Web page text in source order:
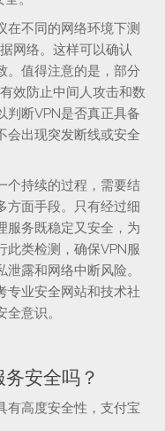
在不同的网络环境下测
网络。这样可以确认
。值得注意的是，部分
效防止中间人攻击和数
判断VPN是否真正具备
会出现突发断线或安全
个持续的过程，需要结
方面手段。只有经过细
服务既稳定又安全，为
此类检测，确保VPN服
露和网络中断风险。
专业安全网站和技术社
意识。
安全吗？
有高度安全性，支付宝